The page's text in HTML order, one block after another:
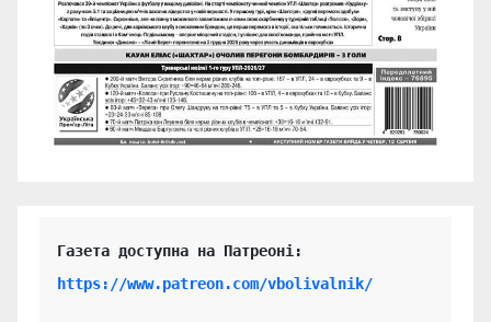
https://www.patreon.com/vbolivalnik/